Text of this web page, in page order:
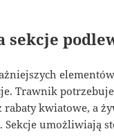
sekcje
Trawnik
kwiatowe, a
umożliwiają